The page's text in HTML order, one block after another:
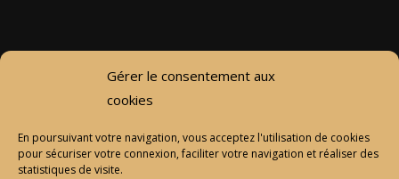
Gérer le consentement aux
cookies
En poursuivant votre navigation, vous acceptez l'utilisation de cookies
pour sécuriser votre connexion, faciliter votre navigation et réaliser des
statistiques de visite.